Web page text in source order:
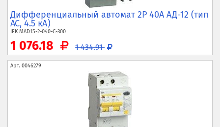
Дифференциальный автомат 2P 40А АД-12 (тип
AC, 4.5 кА)
IEKMAD15-2-040-C-300
1 076.18 1 434.91
Арт. 0046279